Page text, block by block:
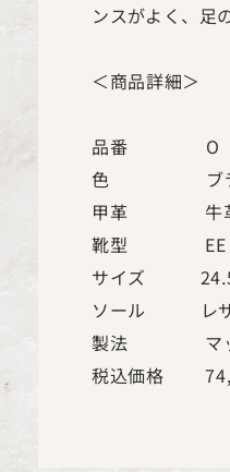
ンスがよく、足
＜商品詳細＞
品番 O
色 ブラ
甲革 牛革・
靴型 EE（
サイズ
ソール レザ
製法 マッ
税込価格